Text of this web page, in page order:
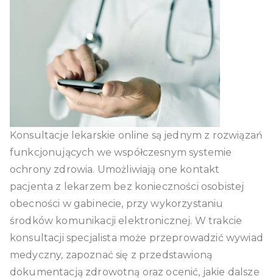
online
rola
we
współczesnej
medycynie
Konsultacje lekarskie online są jednym z rozwiązań
funkcjonujących we współczesnym systemie
ochrony zdrowia. Umożliwiają one kontakt
pacjenta z lekarzem bez konieczności osobistej
obecności w gabinecie, przy wykorzystaniu
środków komunikacji elektronicznej. W trakcie
konsultacji specjalista może przeprowadzić wywiad
medyczny, zapoznać się z przedstawioną
dokumentacją zdrowotną oraz ocenić, jakie dalsze